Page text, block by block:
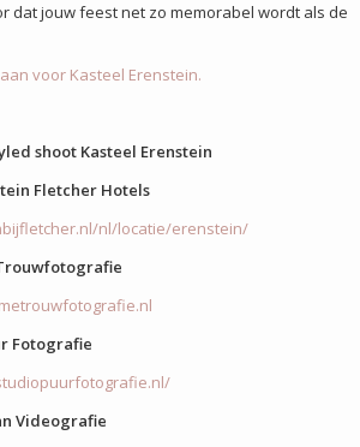
dat jouw feest net zo memorabel wordt als de
voor Kasteel Erenstein.
shoot Kasteel Erenstein
Fletcher Hotels
nl/locatie/erenstein/
Fotografie
Videografie